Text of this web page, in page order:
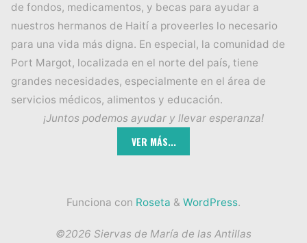
de fondos, medicamentos, y becas para ayudar a
nuestros hermanos de Haití a proveerles lo necesario
para una vida más digna. En especial, la comunidad de
Port Margot, localizada en el norte del país, tiene
grandes necesidades, especialmente en el área de
servicios médicos, alimentos y educación.
¡Juntos podemos ayudar y llevar esperanza!
Funciona con Roseta & WordPress.
©2026 Siervas de María de las Antillas